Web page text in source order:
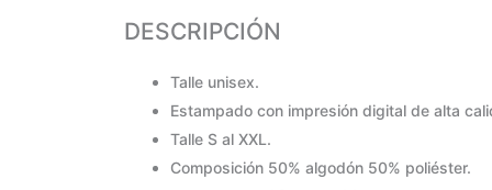
DESCRIPCIÓN
Talle unisex.
Estampado con impresión digital de alta
Talle S al XXL.
Composición 50% algodón 50% poliéster.